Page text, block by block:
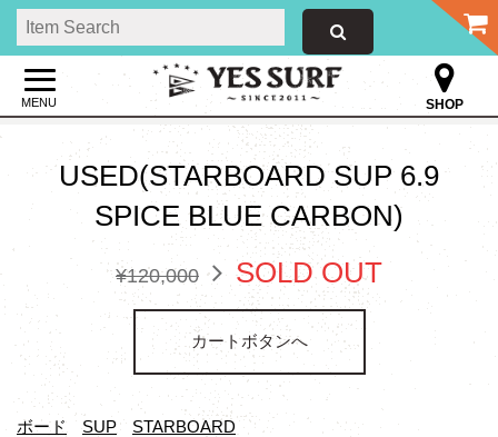
MENU SHOP
USED(STARBOARD SUP 6.9
SPICE BLUE CARBON)
¥120,000 SOLD OUT
カートボタンへ
ボード SUP STARBOARD